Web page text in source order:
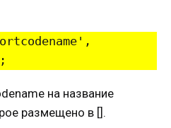
на название
размещено в [].